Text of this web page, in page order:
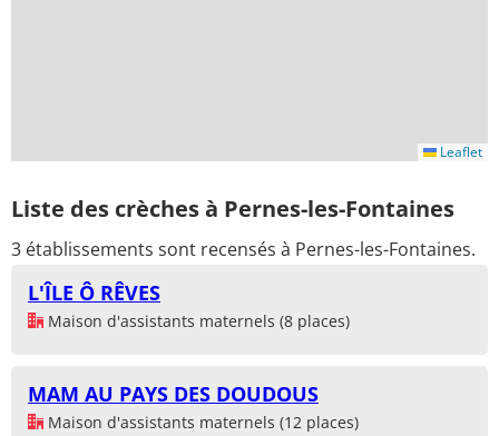
Leaflet
Liste des crèches à Pernes-les-Fontaines
3 établissements sont recensés à Pernes-les-Fontaines.
L'ÎLE Ô RÊVES
Maison d'assistants maternels (8 places)
MAM AU PAYS DES DOUDOUS
Maison d'assistants maternels (12 places)